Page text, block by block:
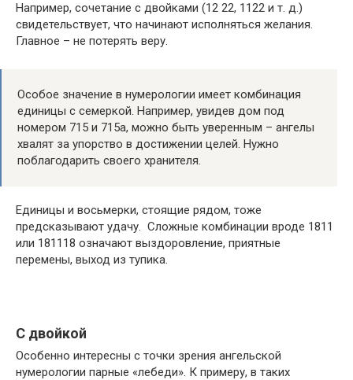
Например, сочетание с двойками (12 22, 1122 и т. д.)
свидетельствует, что начинают исполняться желания.
Главное – не потерять веру.
Особое значение в нумерологии имеет комбинация
единицы с семеркой. Например, увидев дом под
номером 715 и 715а, можно быть уверенным – ангелы
хвалят за упорство в достижении целей. Нужно
поблагодарить своего хранителя.
Единицы и восьмерки, стоящие рядом, тоже
предсказывают удачу. Сложные комбинации вроде 1811
или 181118 означают выздоровление, приятные
перемены, выход из тупика.
С двойкой
Особенно интересны с точки зрения ангельской
нумерологии парные «лебеди». К примеру, в таких